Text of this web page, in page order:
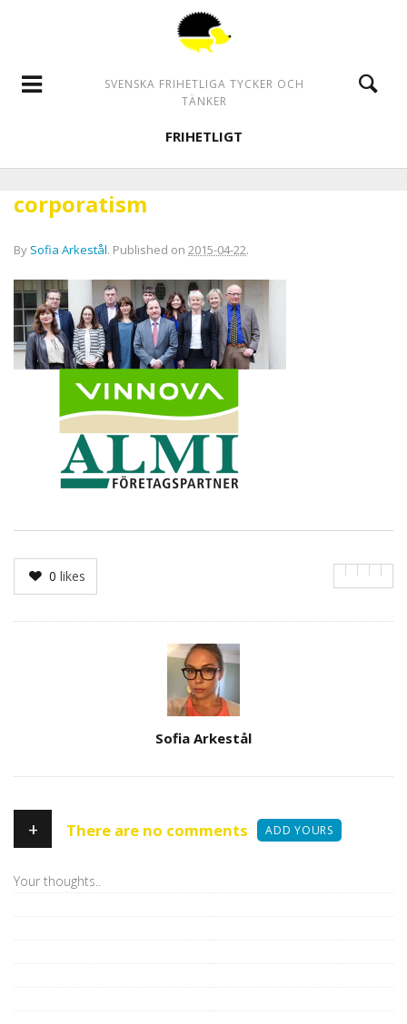
SVENSKA FRIHETLIGA TYCKER OCH
TÄNKER
FRIHETLIGT
corporatism
By Sofia Arkestål. Published on 2015-04-22.
0 likes
Sofia Arkestål
+ There are no comments ADD YOURS